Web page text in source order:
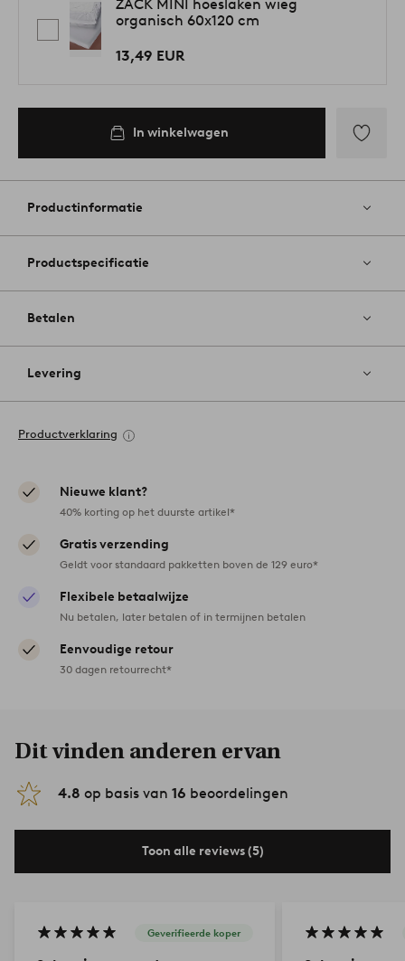
ZACK MINI hoeslaken wieg
organisch 60x120 cm
13,49 EUR
In winkelwagen
aan
Productinformatie
Productspecificatie
Betalen
Levering
Productverklaring
Nieuwe klant?
40% korting op het duurste artikel*
Gratis verzending
Geldt voor standaard pakketten boven de 129 euro*
Flexibele betaalwijze
Nu betalen, later betalen of in termijnen betalen
Eenvoudige retour
30 dagen retourrecht*
Dit vinden anderen ervan
4.8 op basis van 16 beoordelingen
Toon alle reviews (5)
Geverifieerde koper